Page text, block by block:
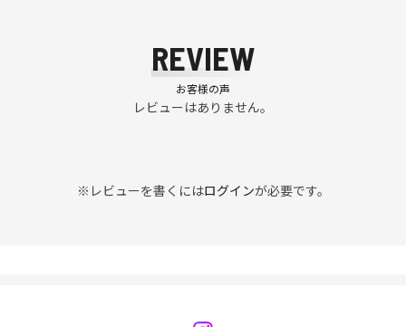
REVIEW
お客様の声
レビューはありません。
※レビューを書くにはログインが必要です。